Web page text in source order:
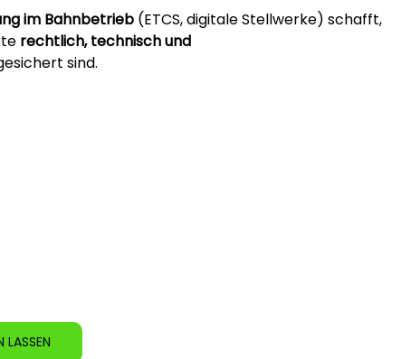
im Bahnbetrieb (ETCS, digitale Stellwerke) schafft,
rechtlich, technisch und
sind.
LASSEN